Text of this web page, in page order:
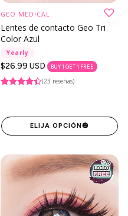
GEO MEDICAL
Lentes de contacto Geo Tri
Color Azul
Yearly
Precio
regular
$26.99 USD BUY 1 GET 1 FREE
(23 reseñas)
ELIJA OPCIÓN🎃